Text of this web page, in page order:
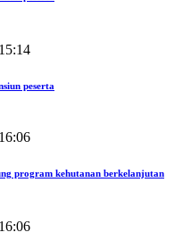
peserta
program kehutanan berkelanjutan